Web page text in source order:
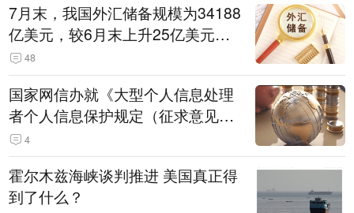
7月末，我国外汇储备规模为34188
亿美元，较6月末上升25亿美元，
升幅为0.07%
48
国家网信办就《大型个人信息处理
者个人信息保护规定（征求意见
稿）》公开征求意见
4
霍尔木兹海峡谈判推进 美国真正得
到了什么？